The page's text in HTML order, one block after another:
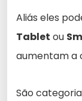
Aliás eles
Tablet ou
aumentam a
São